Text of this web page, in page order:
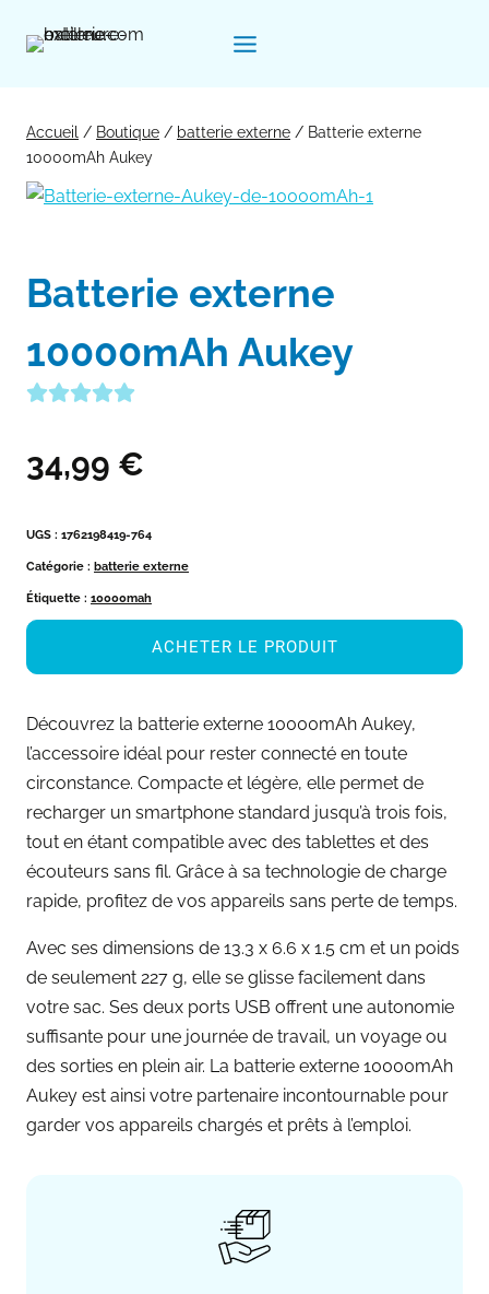
Accueil / Boutique / batterie externe / Batterie externe
10000mAh Aukey
Batterie externe
10000mAh Aukey
34,99 €
UGS : 1762198419-764
Catégorie : batterie externe
Étiquette : 10000mah
ACHETER LE PRODUIT
Découvrez la batterie externe 10000mAh Aukey,
l’accessoire idéal pour rester connecté en toute
circonstance. Compacte et légère, elle permet de
recharger un smartphone standard jusqu’à trois fois,
tout en étant compatible avec des tablettes et des
écouteurs sans fil. Grâce à sa technologie de charge
rapide, profitez de vos appareils sans perte de temps.
Avec ses dimensions de 13.3 x 6.6 x 1.5 cm et un poids
de seulement 227 g, elle se glisse facilement dans
votre sac. Ses deux ports USB offrent une autonomie
suffisante pour une journée de travail, un voyage ou
des sorties en plein air. La batterie externe 10000mAh
Aukey est ainsi votre partenaire incontournable pour
garder vos appareils chargés et prêts à l’emploi.